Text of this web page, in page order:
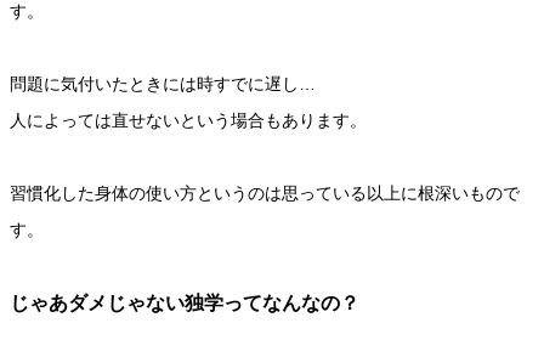
す。
問題に気付いたときには時すでに遅し…
人によっては直せないという場合もあります。
習慣化した身体の使い方というのは思っている以上に根深いもので
す。
じゃあダメじゃない独学ってなんなの？